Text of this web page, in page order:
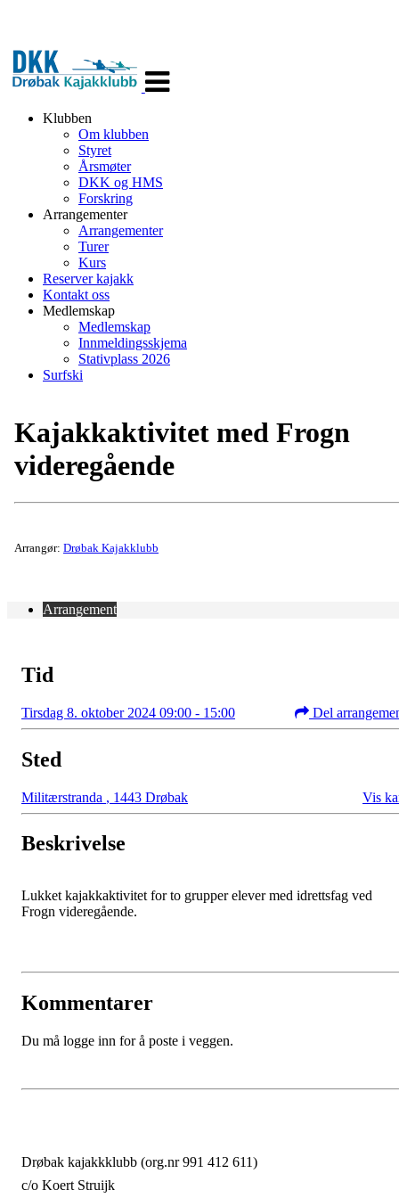
navigasjon
Klubben
Om klubben
Styret
Årsmøter
DKK og HMS
Forskring
Arrangementer
Arrangementer
Turer
Kurs
Reserver kajakk
Kontakt oss
Medlemskap
Medlemskap
Innmeldingsskjema
Stativplass 2026
Surfski
Kajakkaktivitet med Frogn
videregående
Arrangør: Drøbak Kajakklubb
Arrangement
Tid
Tirsdag 8. oktober 2024 09:00 - 15:00 Del
Sted
Militærstranda , 1443 Drøbak Vis
Beskrivelse
Lukket kajakkaktivitet for to grupper elever med idrettsfag ved
Frogn videregående.
Kommentarer
Du må logge inn for å poste i veggen.
Drøbak kajakkklubb (org.nr 991 412 611)
c/o Koert Struijk